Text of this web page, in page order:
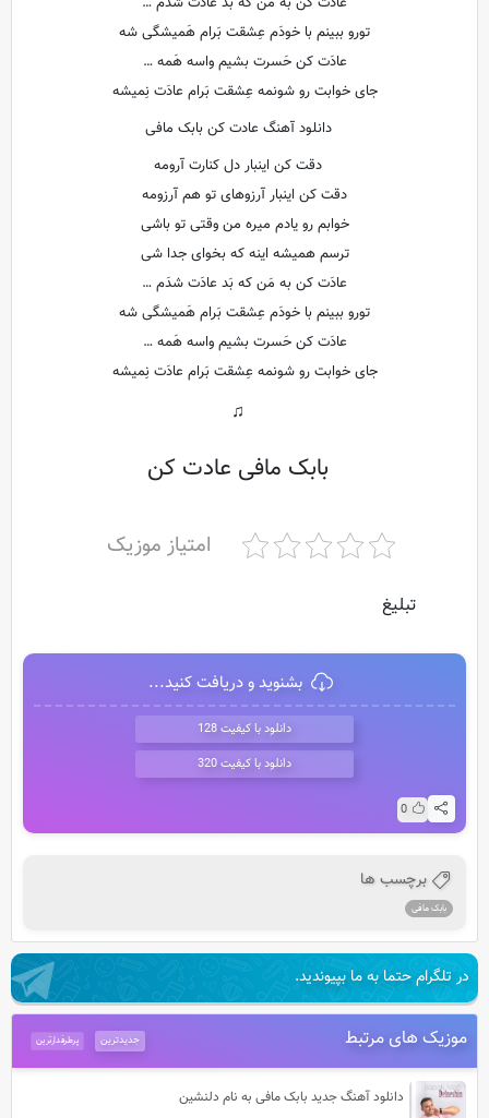
تورو ببینم با خودَم عِشقت بَرام هَمیشگی شه
عادَت کن حَسرت بشیم واسه هَمه …
جای خوابت رو شونمه عِشقت بَرام عادَت نِمیشه
دانلود آهنگ عادت کن بابک مافی
دقت کن اینبار دل کنارت آرومه
دقت کن اینبار آرزوهای تو هم آرزومه
خوابم رو یادم میره من وقتی تو باشی
ترسم همیشه اینه که بخوای جدا شی
عادَت کن به مَن که بَد عادَت شدَم …
تورو ببینم با خودَم عِشقت بَرام هَمیشگی شه
عادَت کن حَسرت بشیم واسه هَمه …
جای خوابت رو شونمه عِشقت بَرام عادَت نِمیشه
♫
بابک مافی عادت کن
امتیاز موزیک
تبلیغ
بشنوید و دریافت کنید...
دانلود با کیفیت 128
دانلود با کیفیت 320
0
برچسب ها
بابک مافی
در تلگرام حتما به ما بپیوندید.
موزیک های مرتبط پرطرفدارترین جدیدترین
دانلود آهنگ جدید بابک مافی به نام دلنشین